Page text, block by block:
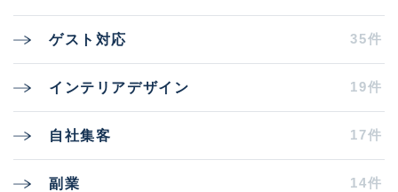
ゲスト対応 35件
インテリアデザイン 19件
自社集客 17件
副業 14件